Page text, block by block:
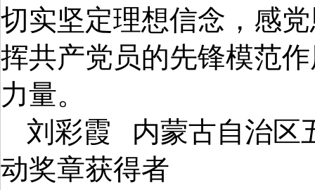
切实坚定理想信念，感
挥共产党员的先锋模范
力量。
刘彩霞
内蒙古自治区
动奖章获得者